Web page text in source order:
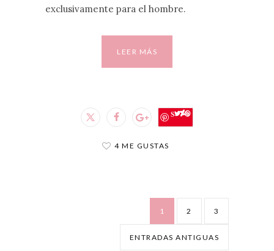
exclusivamente para el hombre.
LEER MÁS
Save
4 ME GUSTAS
1 2 3
ENTRADAS ANTIGUAS